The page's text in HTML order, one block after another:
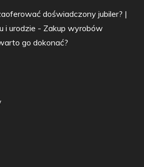
doświadczony jubiler? |
i urodzie - Zakup wyrobów
go dokonać?